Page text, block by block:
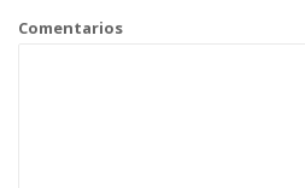
Comentarios